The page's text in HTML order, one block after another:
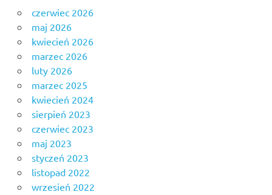
czerwiec 2026
maj 2026
kwiecień 2026
marzec 2026
luty 2026
marzec 2025
kwiecień 2024
sierpień 2023
czerwiec 2023
maj 2023
styczeń 2023
listopad 2022
wrzesień 2022